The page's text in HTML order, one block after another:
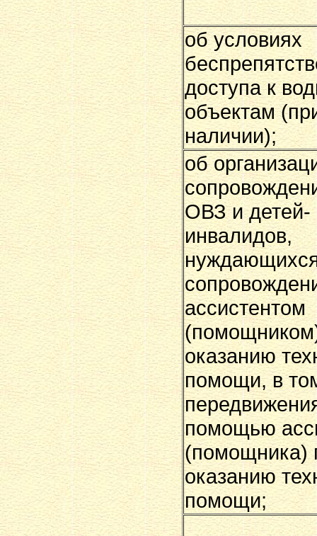
об условиях
доступа к
объектам
наличии);
об
ОВЗ и детей-
инвалидов,
ассистентом
оказанию
помощи, в
помощью
(помощника)
оказанию
помощи;